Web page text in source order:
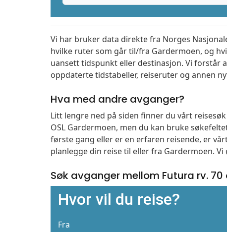
Vi har bruker data direkte fra Norges
hvilke ruter som går til/fra Gardermoen, og
uansett tidspunkt eller destinasjon. Vi forstår
oppdaterte tidstabeller, reiseruter og annen
Hva med andre avganger?
Litt lengre ned på siden finner du vårt
OSL Gardermoen, men du kan bruke
første gang eller er en erfaren reisende, er
planlegge din reise til eller fra Gardermoen.
Søk avganger mellom Futura rv.
Hvor vil du reise?
Fra